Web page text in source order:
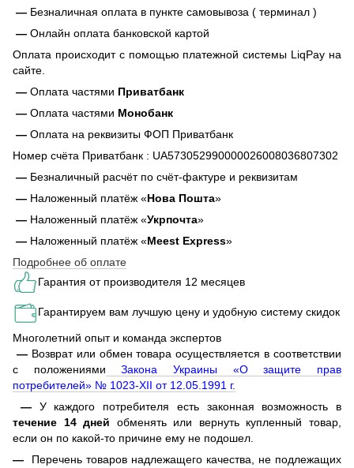
— Безналичная оплата в пункте самовывоза ( терминал )
— Онлайн оплата банковской картой
Оплата происходит с помощью платежной системы LiqPay на
сайте.
— Оплата частями Приватбанк
— Оплата частями Монобанк
— Оплата на реквизиты ФОП Приватбанк
Номер счёта Приватбанк : UA573052990000026008036807302
— Безналичный расчёт по счёт-фактуре и реквизитам
— Наложенный платёж «Нова Пошта»
— Наложенный платёж «Укрпочта»
— Наложенный платёж «Meest Express»
Подробнее об оплате
Гарантия от производителя 12 месяцев
Гарантируем вам лучшую цену и удобную систему скидок
Многолетний опыт и команда экспертов
— Возврат или обмен товара осуществляется в соответствии
с положениями Закона Украины «О защите прав
потребителей» № 1023-XII от 12.05.1991 г.
— У каждого потребителя есть законная возможность в
течение 14 дней обменять или вернуть купленный товар,
если он по какой-то причине ему не подошел.
—
Перечень товаров надлежащего качества, не подлежащих